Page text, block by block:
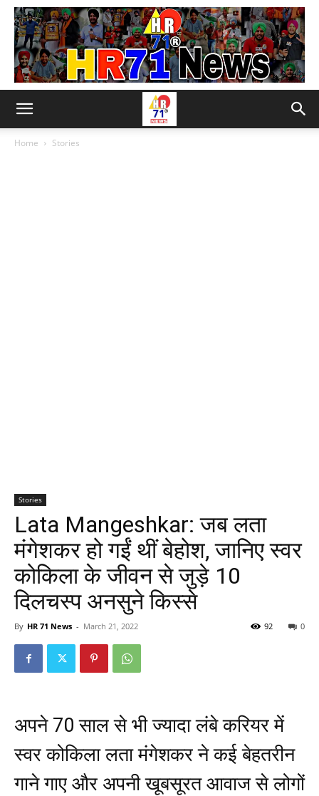
Home Stories
Stories
Lata Mangeshkar: जब लता
मंगेशकर हो गईं थीं बेहोश, जानिए स्वर
कोकिला के जीवन से जुड़े 10
दिलचस्प अनसुने किस्से
By HR 71 News - March 21, 2022 0
92
अपने 70 साल से भी ज्यादा लंबे करियर में
स्वर कोकिला लता मंगेशकर ने कई बेहतरीन
गाने गाए और अपनी खूबसूरत आवाज से लोगों